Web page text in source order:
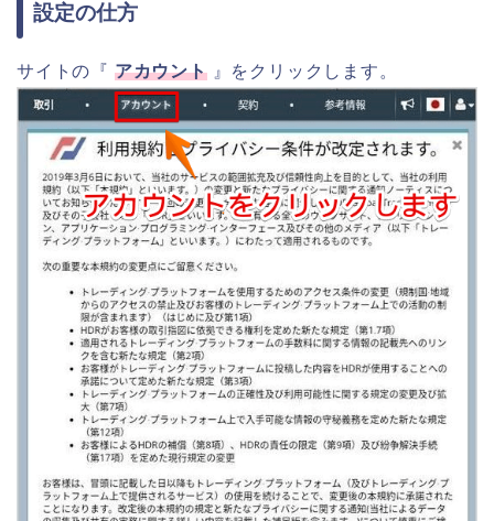
設定の仕方
サイトの『 アカウント』をクリックします。